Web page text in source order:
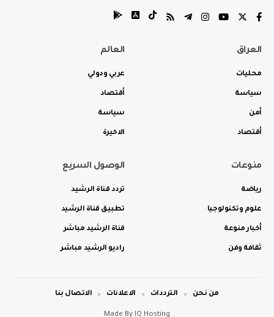
العراق
محليات
سياسة
أمن
أقتصاد
العالم
عربي ودولي
أقتصاد
سياسة
الاخيرة
منوعات
رياضة
علوم وتكنولوجيا
أخبار منوعة
ثقافة وفن
الوصول السريع
تردد قناة الرشيد
تطبيق قناة الرشيد
قناة الرشيد مباشر
راديو الرشيد مباشر
Made By IQ Hosting
من نحن الترددات الاعلانات الاتصال بنا